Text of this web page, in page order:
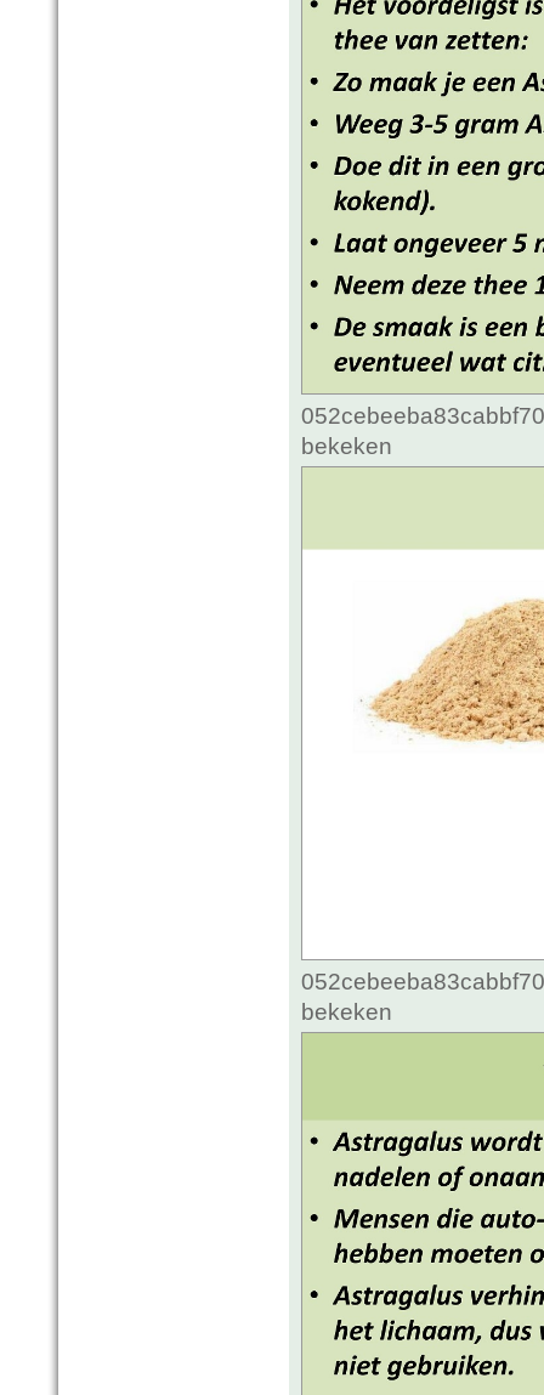
bekeken
bekeken